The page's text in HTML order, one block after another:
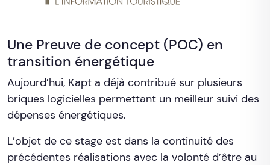
Une Preuve de concept (POC) en
transition énergétique
Aujourd’hui, Kapt a déjà contribué sur plusieurs
briques logicielles permettant un meilleur suivi des
dépenses énergétiques.
L’objet de ce stage est dans la continuité des
précédentes réalisations avec la volonté d’être au